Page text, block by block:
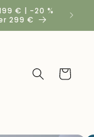
€ | -20 %
299 €
Warenkorb